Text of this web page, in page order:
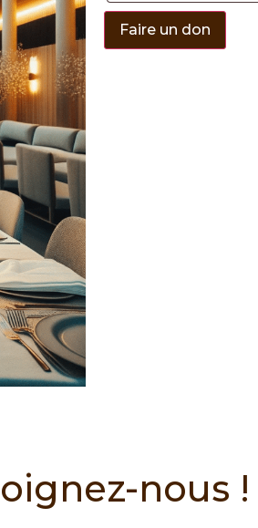
Faire un don
nous !